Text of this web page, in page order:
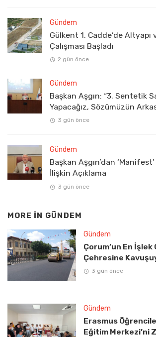
Gündem
Gülkent 1. Cadde’de Altyapı
Çalışması Başladı
2 gün önce
Gündem
Başkan Aşgın: “3. Sentetik
Yapacağız, Sözümüzün
3 gün önce
Gündem
Başkan Aşgın’dan
İlişkin Açıklama
3 gün önce
MORE IN GÜNDEM
Gündem
Çorum’un En İşlek
Çehresine
3 gün önce
Gündem
Erasmus
Eğitim Merkezi’ni